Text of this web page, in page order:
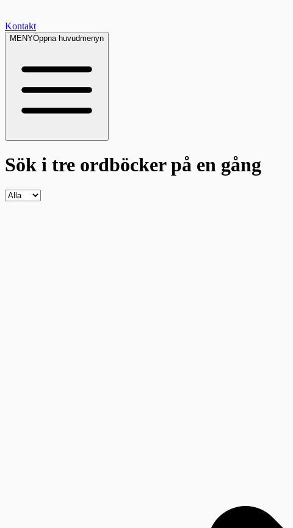
Kontakt
MENYÖppna huvudmenyn
Sök i tre ordböckerpå en gång